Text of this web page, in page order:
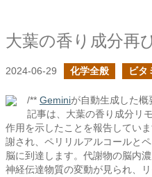
大葉の香り成分再
2024-06-29 化学全般 ビタ
/** Geminiが自動生成した概
記事は、大葉の香り成分リ
作用を示したことを報告してい
謝され、ペリリルアルコールと
脳に到達します。代謝物の脳内
神経伝達物質の変動が見られ、